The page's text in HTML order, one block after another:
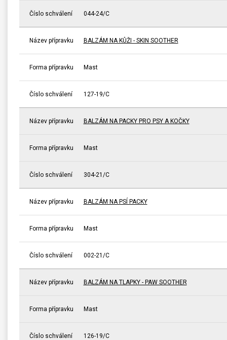
Číslo schválení 044-24/C
Název přípravku BALZÁM NA KŮŽI - SKIN SOOTHER
Forma přípravku Mast
Číslo schválení 127-19/C
Název přípravku BALZÁM NA PACKY PRO PSY A KOČKY
Forma přípravku Mast
Číslo schválení 304-21/C
Název přípravku BALZÁM NA PSÍ PACKY
Forma přípravku Mast
Číslo schválení 002-21/C
Název přípravku BALZÁM NA TLAPKY - PAW SOOTHER
Forma přípravku Mast
Číslo schválení 126-19/C